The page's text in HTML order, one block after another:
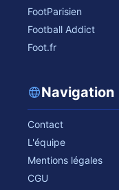
FootParisien
Football Addict
Foot.fr
Navigation
Contact
L'équipe
Mentions légales
CGU